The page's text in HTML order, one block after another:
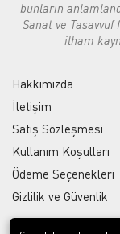
bunların
Sanat ve
ilham
Hakkımızda
İletişim
Satış Sözleşmesi
Kullanım Koşulları
Ödeme Seçenekleri
Gizlilik ve Güvenlik